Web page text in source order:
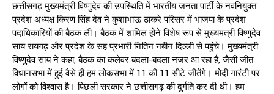
छत्तीसगढ़ मुख्यमंत्री विष्णुदेव की उपस्थिति में भारतीय जनता पार्टी के नवनियुक्त
प्रदेश अध्यक्ष किरण सिंह देव ने कुशाभाऊ ठाकरे परिसर में भाजपा के प्रदेश
पदाधिकारियों की बैठक ली। बैठक में शामिल होने विशेष रूप से मुख्यमंत्री विष्णुदेव
साय रायगढ़ और प्रदेश के सह प्रभारी नितिन नबीन दिल्ली से पहुंचे। मुख्यमंत्री
विष्णुदेव साय ने कहा, बैठक का कलेवर बदला-बदला नजर आ रहा है, जैसी जीत
विधानसभा में हुई वैसे ही हम लोकसभा में 11 की 11 सीटे जीतेंगे। मोदी गारंटी पर
लोगों को विश्वास है। पिछली सरकार ने छत्तीसगढ़ की दुर्गति कर दी थी। हम